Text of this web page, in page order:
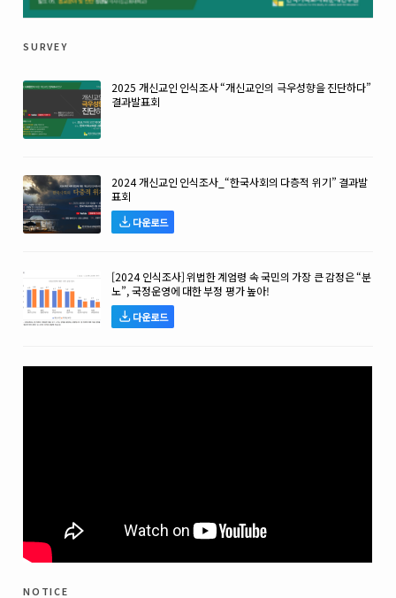
survey
2025 개신교인 인식조사 “개신교인의 극우성향을 진단하다”
결과발표회
2024 개신교인 인식조사_“한국사회의 다층적 위기” 결과발
표회
다운로드
[2024 인식조사] 위법한 계엄령 속 국민의 가장 큰 감정은 “분
노”, 국정운영에 대한 부정 평가 높아!
다운로드
notice